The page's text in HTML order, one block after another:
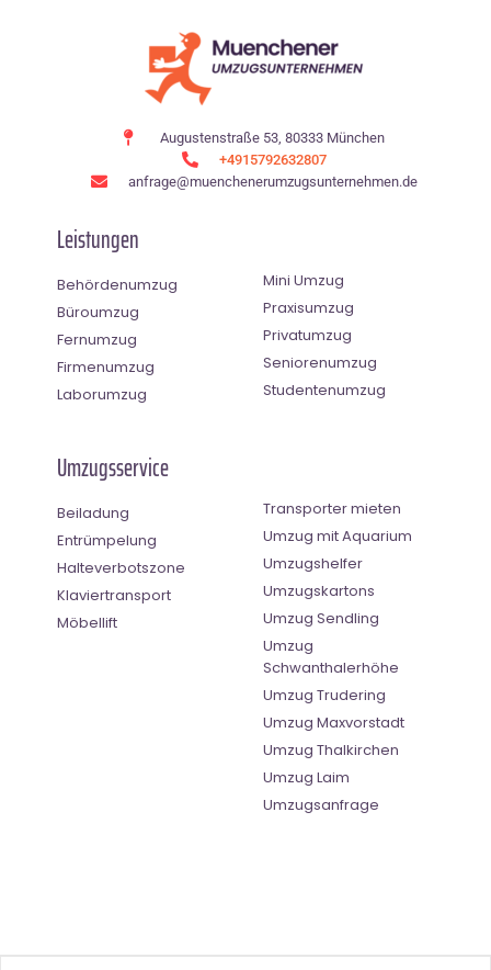
Augustenstraße 53, 80333 München
+4915792632807
anfrage@muenchenerumzugsunternehmen.de
Leistungen
Behördenumzug
Büroumzug
Fernumzug
Firmenumzug
Laborumzug
Mini Umzug
Praxisumzug
Privatumzug
Seniorenumzug
Studentenumzug
Umzugsservice
Beiladung
Entrümpelung
Halteverbotszone
Klaviertransport
Möbellift
Transporter mieten
Umzug mit Aquarium
Umzugshelfer
Umzugskartons
Umzug Sendling
Umzug
Schwanthalerhöhe
Umzug Trudering
Umzug Maxvorstadt
Umzug Thalkirchen
Umzug Laim
Umzugsanfrage